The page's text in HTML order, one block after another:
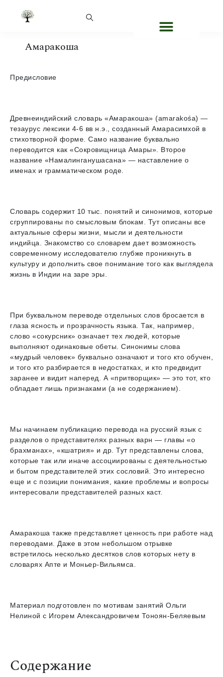
Амаракоша
Предисловие
Древнеиндийский словарь «Амаракоша» (amarakośa) —
тезаурус лексики 4-6 вв н.э., созданный Амарасимхой в
стихотворной форме. Само название буквально
переводится как «Сокровищница Амары». Второе
название «Намалинганушасана» — наставление о
именах и грамматическом роде.
Словарь содержит 10 тыс. понятий и синонимов, которые
сгруппированы по смысловым блокам. Тут описаны все
актуальные сферы жизни, мысли и деятельности
индийца. Знакомство со словарем дает возможность
современному исследователю глубже проникнуть в
культуру и дополнить свое понимание того как выглядела
жизнь в Индии на заре эры.
При буквальном переводе отдельных слов бросается в
глаза ясность и прозрачность языка. Так, например,
слово «сокурсник» означает тех людей, которые
выполняют одинаковые обеты. Синонимы слова
«мудрый человек» буквально означают и того кто обучен,
и того кто разбирается в недостатках, и кто предвидит
заранее и видит наперед. А «притворщик» — это тот, кто
обладает лишь признаками (а не содержанием).
Мы начинаем публикацию перевода на русский язык с
разделов о представителях разных варн — главы «о
брахманах», «кшатрия» и др. Тут представлены слова,
которые так или иначе ассоциированы с деятельностью
и бытом представителей этих сословий. Это интересно
еще и с позиции понимания, какие проблемы и вопросы
интересовали представителей разных каст.
Амаракоша также представляет ценность при работе над
переводами. Даже в этом небольшом отрывке
встретилось несколько десятков слов которых нету в
словарях Апте и Моньер-Вильямса.
Материал подготовлен по мотивам занятий Ольги
Нелиной с Игорем Александровичем Тоноян-Беляевым
Содержание